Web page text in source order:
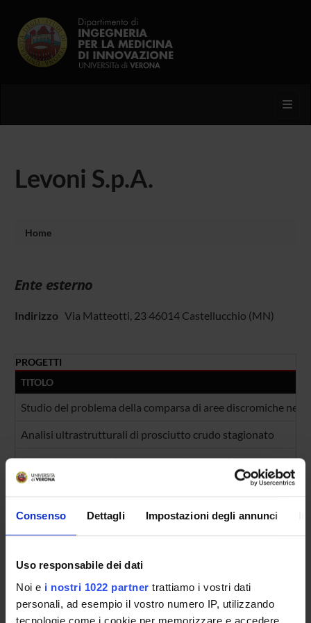
Consenso Dettagli Impostazioni degli annunci
Uso responsabile dei dati
Noi e i nostri 1022 partner trattiamo i vostri dati
personali, ad esempio il vostro numero IP, utilizzando
tecnologie come i cookie per memorizzare e accedere
Levoni S.p.A.
Home
Ente esterno
IndirizzoVia Matteotti, 23 46014 Castellucchio (MN)
PROGETTI
TITOLO
Studio del problema della comparsa di aree discromiche nel
Analisi ultrastrutturali di prosciutto crudo stagionato
Impiego di tecnologie avanzate nella tracciabilità e
NUMERO FINANZIAMENTI
ANNO
NUMERO
2008 3
Contatti